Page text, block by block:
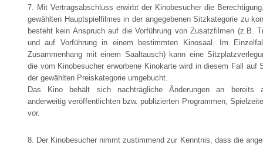
7. Mit Vertragsabschluss erwirbt der Kinobesucher die
gewählten Hauptspielfilmes in der angegebenen Sitzkategorie zu
besteht kein Anspruch auf die Vorführung von Zusatzfilmen (z.B.
und auf Vorführung in einem bestimmten Kinosaal. Im
Zusammenhang mit einem Saaltausch) kann eine
die vom Kinobesucher erworbene Kinokarte wird in diesem Fall auf
der gewählten Preiskategorie umgebucht.
Das Kino behält sich nachträgliche Änderungen an bereits
anderweitig veröffentlichten bzw. publizierten Programmen,
vor.
8. Der Kinobesucher nimmt zustimmend zur Kenntnis, dass die